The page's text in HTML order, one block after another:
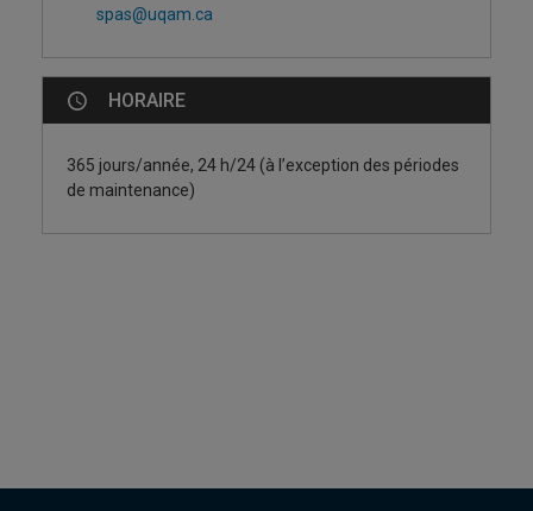
spas@uqam.ca
HORAIRE
365 jours/année, 24 h/24 (à l’exception des périodes
de maintenance)